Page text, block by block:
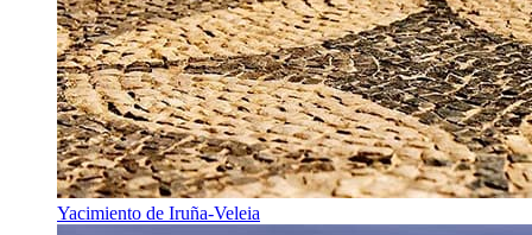
Yacimiento de Iruña-Veleia